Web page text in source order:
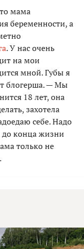
мама
беременности, а
. У нас очень
на мои
мной. Губы я
блогерша. — Мы
18 лет, она
захотела
себе. Надо
до конца жизни
только не